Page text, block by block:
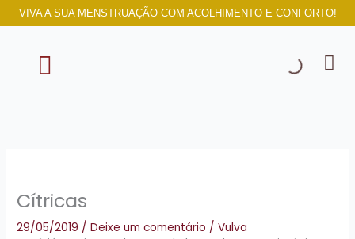
para
conteúdo
VIVA A SUA MENSTRUAÇÃO COM ACOLHIMENTO E CONFORTO!
Cítricas
29/05/2019 /Deixe um comentário /Vulva